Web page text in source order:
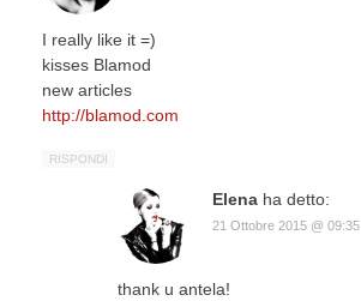
I really like it =)
kisses Blamod
new articles
http://blamod.com
RISPONDI
Elena ha detto:
21 Ottobre 2015 @ 09:35
thank u antela!